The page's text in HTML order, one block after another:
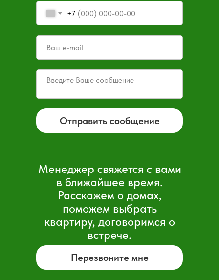
Менеджер свяжется с вами
в ближайшее время.
Расскажем о домах,
поможем выбрать
квартиру, договоримся о
встрече.
Перезвоните мне
+7
Отправить сообщение